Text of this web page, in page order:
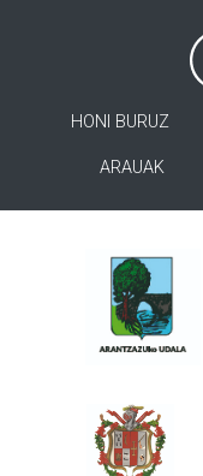
HONI BURUZ
ARAUAK